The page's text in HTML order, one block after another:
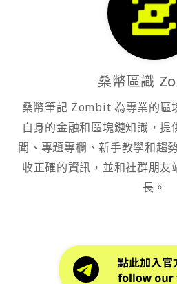
桑幣區識
桑幣筆記 Zombit 為專業的區
自身的金融和區塊鏈知識，提
聞、專題專欄、新手教學和趨
收正確的資訊，並和社群朋友
長。